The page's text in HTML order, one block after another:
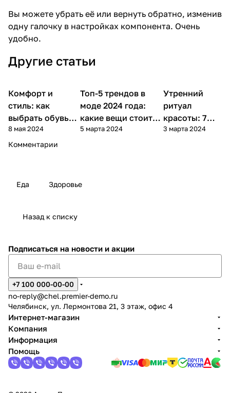
Вы можете убрать её или вернуть обратно, изменив
одну галочку в настройках компонента. Очень
удобно.
Другие статьи
Советы
покупателям
Комфорт и
стиль: как
выбрать обувь
для долгих
рабочих дней?
8 мая 2024
Стиль и красота
Топ-5 трендов в
моде 2024 года:
какие вещи стоит
добавить в
5 марта 2024
Стиль и
красота
Утренний
ритуал
красоты: 7
шагов к
3 марта 2024
Комментарии
Еда Здоровье
Назад к списку
Подписаться на новости и акции
+7 100 000-00-00
no-reply@chel.premier-demo.ru
Челябинск, ул. Лермонтова 21, 3 этаж, офис 4
Интернет-магазин
Компания
Информация
Помощь